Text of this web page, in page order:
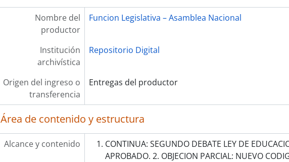
Nombre del
productor
Funcion Legislativa – Asamblea Nacional
Institución
archivística
Repositorio Digital
Origen del ingreso o
transferencia
Entregas del productor
Área de contenido y estructura
Alcance y contenido
CONTINUA: SEGUNDO DEBATE LEY DE
APROBADO. 2. OBJECION PARCIAL: NUEVO